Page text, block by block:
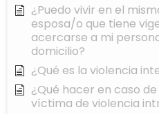
¿Puedo vivir en el
esposa/o que tiene
acercarse a mi
domicilio?
¿Qué es la violencia
¿Qué hacer en caso
víctima de violencia